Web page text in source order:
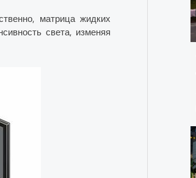
матрица жидких
света, изменяя